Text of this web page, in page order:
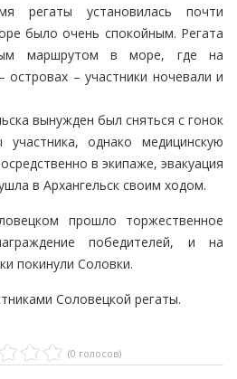
установилась почти
было очень спокойным. Регата
маршрутом в море, где на
– участники ночевали и
вынужден был сняться с гонок
однако медицинскую
в экипаже, эвакуация
в Архангельск своим ходом.
прошло торжественное
победителей, и на
покинули Соловки.
Соловецкой регаты.
(0 голосов)